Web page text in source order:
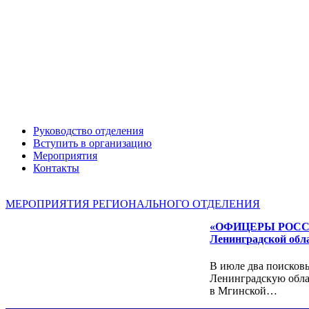
Руководство отделения
Вступить в организацию
Мероприятия
Контакты
МЕРОПРИЯТИЯ РЕГИОНАЛЬНОГО ОТДЕЛЕНИЯ
«ОФИЦЕРЫ
Ленинградской
В июле два
Ленинградскую
в Мгинской…
Александр ЯНЕВСКИЙ